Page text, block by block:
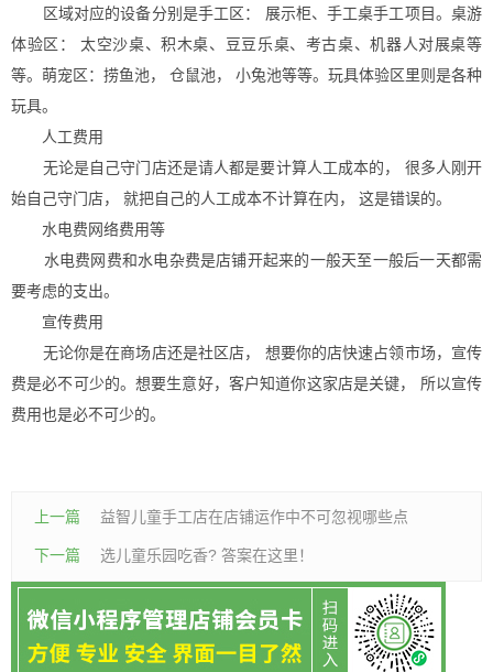
区域对应的设备分别是手工区： 展示柜、手工桌手工项目。桌游
体验区： 太空沙桌、积木桌、豆豆乐桌、考古桌、机器人对展桌等
等。萌宠区：捞鱼池， 仓鼠池， 小兔池等等。玩具体验区里则是各种
玩具。
人工费用
无论是自己守门店还是请人都是要计算人工成本的， 很多人刚开
始自己守门店， 就把自己的人工成本不计算在内， 这是错误的。
水电费网络费用等
水电费网费和水电杂费是店铺开起来的一般天至一般后一天都需
要考虑的支出。
宣传费用
无论你是在商场店还是社区店， 想要你的店快速占领市场，宣传
费是必不可少的。想要生意好，客户知道你这家店是关键， 所以宣传
费用也是必不可少的。
上一篇 益智儿童手工店在店铺运作中不可忽视哪些点
下一篇 选儿童乐园吃香? 答案在这里！